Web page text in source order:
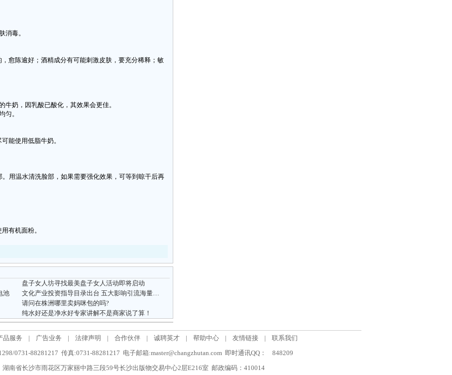
毒。
陈逾好；酒精成分有可能刺激皮肤，要充分稀释；敏
奶，因乳酸已酸化，其效果会更佳。
。
能使用低脂牛奶。
温水清洗脸部，如果需要强化效果，可等到晾干后再
有机面粉。
盘子女人坊寻找最美盘子女人活动即将启动
池
文化产业投资指导目录出台 五大影响引流海量资金
请问在株洲哪里卖妈咪包的吗?
纯水好还是净水好专家讲解不是商家说了算！
品服务 | 广告业务 | 法律声明 | 合作伙伴 | 诚聘英才 | 帮助中心 | 友情链接 |
联系我们
0731-88281217 传真:0731-88281217 电子邮箱:master@changzhutan.com 即时通讯QQ：
848209
湖南省长沙市雨花区万家丽中路三段59号长沙出版物交易中心2层E216室 邮政编码：410014